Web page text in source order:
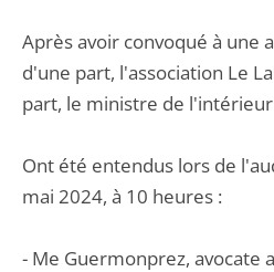
Après avoir convoqué à une
d'une part, l'association Le
part, le ministre de
Ont été entendus lors de
mai 2024, à 10 heures :
- Me Guermonprez, avocate